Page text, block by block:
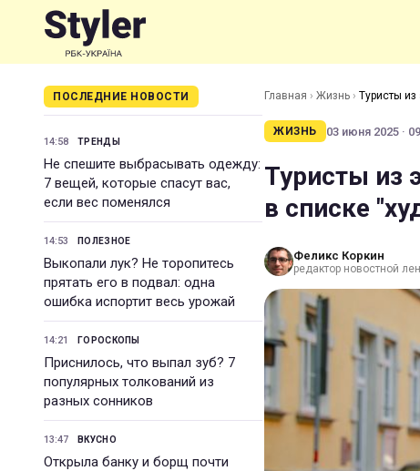
ПОСЛЕДНИЕ НОВОСТИ
14:58 ТРЕНДЫ
Не спешите выбрасывать одежду:
7 вещей, которые спасут вас,
если вес поменялся
14:53 ПОЛЕЗНОЕ
Выкопали лук? Не торопитесь
прятать его в подвал: одна
ошибка испортит весь урожай
14:21 ГОРОСКОПЫ
Приснилось, что выпал зуб? 7
популярных толкований из
разных сонников
13:47 ВКУСНО
Открыла банку и борщ почти
Главная › Жизнь › Туристы из
ЖИЗНЬ 03 июня 2025 ·
Туристы из
в списке
Феликс Коркин
редактор новостной